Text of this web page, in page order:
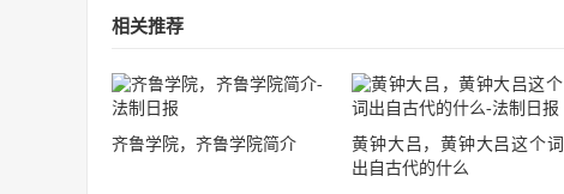
相关推荐
齐鲁学院，齐鲁学院简介
黄钟大吕，黄钟大吕这个词
出自古代的什么